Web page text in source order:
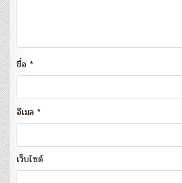
ชื่อ *
อีเมล *
เว็บไซต์